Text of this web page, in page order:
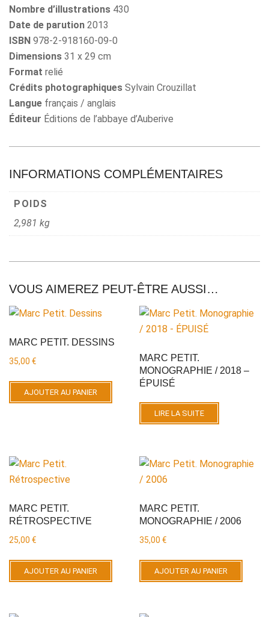
Nombre d’illustrations 430
Date de parution 2013
ISBN 978-2-918160-09-0
Dimensions 31 x 29 cm
Format relié
Crédits photographiques Sylvain Crouzillat
Langue français / anglais
Éditeur Éditions de l’abbaye d’Auberive
INFORMATIONS COMPLÉMENTAIRES
POIDS
2,981 kg
VOUS AIMEREZ PEUT-ÊTRE AUSSI…
MARC PETIT. DESSINS
35,00 €
AJOUTER AU PANIER
MARC PETIT.
MONOGRAPHIE / 2018 –
ÉPUISÉ
LIRE LA SUITE
MARC PETIT.
RÉTROSPECTIVE
25,00 €
AJOUTER AU PANIER
MARC PETIT.
MONOGRAPHIE / 2006
35,00€
AJOUTER AU PANIER